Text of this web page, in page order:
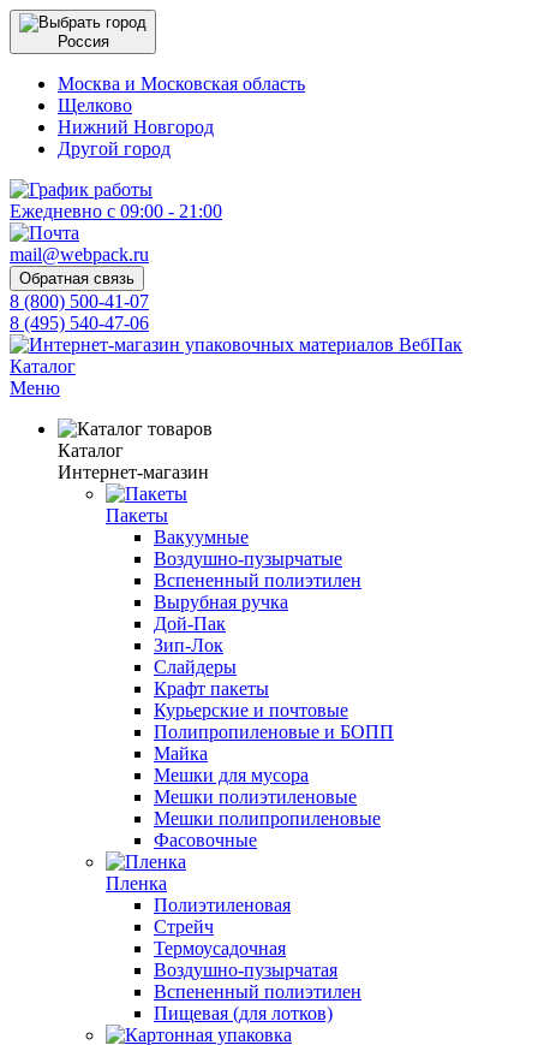
Россия
Москва и Московская область
Щелково
Нижний Новгород
Другой город
Ежедневно с 09:00 - 21:00
mail@webpack.ru
Обратная связь
8 (800) 500-41-07
8 (495) 540-47-06
Каталог
Меню
Каталог
Интернет-магазин
Пакеты
Вакуумные
Воздушно-пузырчатые
Вспененный полиэтилен
Вырубная ручка
Дой-Пак
Зип-Лок
Слайдеры
Крафт пакеты
Курьерские и почтовые
Полипропиленовые и БОПП
Майка
Мешки для мусора
Мешки полиэтиленовые
Мешки полипропиленовые
Фасовочные
Пленка
Полиэтиленовая
Стрейч
Термоусадочная
Воздушно-пузырчатая
Вспененный полиэтилен
Пищевая (для лотков)